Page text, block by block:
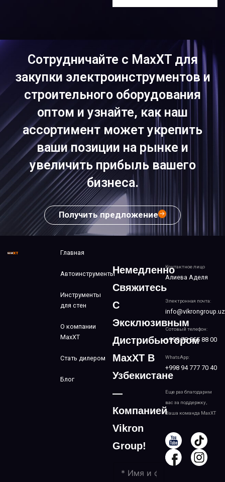
Сотрудничайте с MaxXT для
закупки электроинструментов и
строительного оборудования
оптом и узнайте, как наш
ассортимент может укрепить
ваши позиции на рынке и
увеличить прибыль вашего
бизнеса.
Получить предложение
Контактное лицо
Алиева Аделя
Электронная почта:
info@vikrongroup.uz
Сотовый телефон:
+998 78 555 88 00
WhatsApp:
+998 94 777 70 40
Еще раз благодарим
вас за поддержку,
Ваша команда MaxXT
Главная
Автоинструменты
Инструменты
для стен
О компании
MaxXT
Стать дилером
Блог
Немедленно
Свяжитесь
С
Эксклюзивным
Дистрибьютором
MaxXT В
Узбекистане
—
Компанией
Vikron
Group!